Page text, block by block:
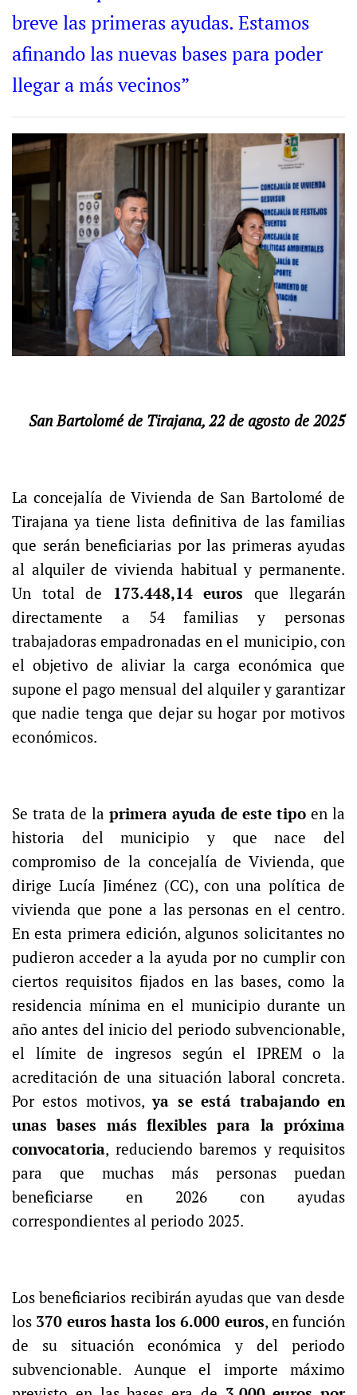
breve las primeras ayudas. Estamos
afinando las nuevas bases para poder
llegar a más vecinos”
San Bartolomé de Tirajana, 22 de agosto de 2025
La concejalía de Vivienda de San Bartolomé de
Tirajana ya tiene lista definitiva de las familias
que serán beneficiarias por las primeras ayudas
al alquiler de vivienda habitual y permanente.
Un total de
173.448,14 euros que llegarán
directamente a 54 familias y personas
trabajadoras empadronadas en el municipio, con
el objetivo de aliviar la carga económica que
supone el pago mensual del alquiler y garantizar
que nadie tenga que dejar su hogar por motivos
económicos.
Se trata de la primera ayuda de este tipo en la
historia del municipio y que nace del
compromiso de la concejalía de Vivienda, que
dirige Lucía Jiménez (CC), con una política de
vivienda que pone a las personas en el centro.
En esta primera edición, algunos solicitantes no
pudieron acceder a la ayuda por no cumplir con
ciertos requisitos fijados en las bases, como la
residencia mínima en el municipio durante un
año antes del inicio del periodo subvencionable,
el límite de ingresos según el IPREM o la
acreditación de una situación laboral concreta.
Por estos motivos,ya se está trabajando en
unas bases más flexibles para la próxima
convocatoria, reduciendo baremos y requisitos
para que muchas más personas puedan
beneficiarse en 2026 con ayudas
correspondientes al periodo 2025.
Los beneficiarios recibirán ayudas que van desde
los 370 euros hasta los 6.000 euros, en función
de su situación económica y del periodo
subvencionable. Aunque el importe máximo